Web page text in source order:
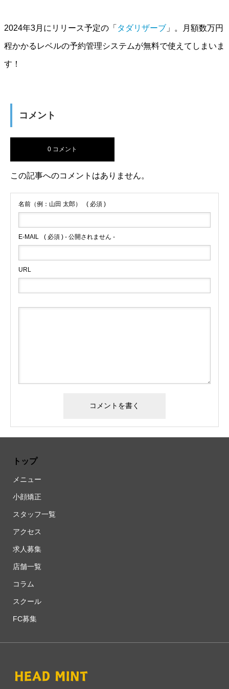
2024年3月にリリース予定の「 タダリザーブ 」。月額数万円
程かかるレベルの予約管理システムが無料で使えてしまいま
す！
コメント
0 コメント
この記事へのコメントはありません。
名前（例：山田 太郎） ( 必須 )
E-MAIL ( 必須 ) - 公開されません -
URL
トップ
メニュー
小顔矯正
スタッフ一覧
アクセス
求人募集
店舗一覧
コラム
スクール
FC募集